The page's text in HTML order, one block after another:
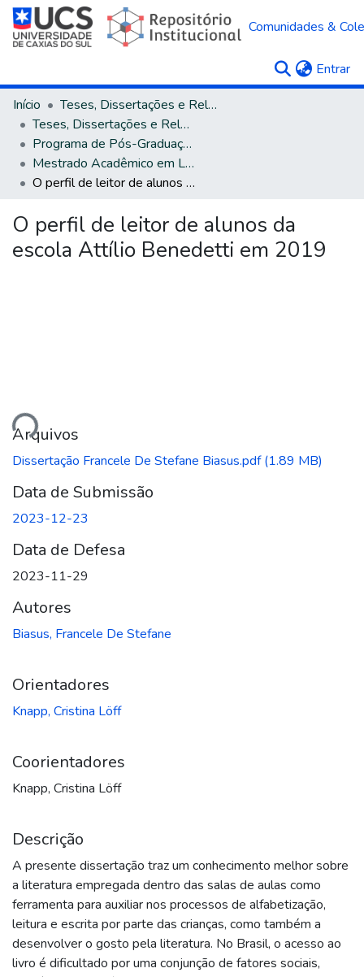
Comunidades &
Entrar
Início
Teses, Dissertações e Relatórios
Teses, Dissertações e Relatórios defendidos na UCS
Programa de Pós-Graduação em Letras
Mestrado Acadêmico em Letras e Cultura
O perfil de leitor de alunos da escola Attílio Benedetti em 2019
O perfil de leitor de alunos da
escola Attílio Benedetti em 2019
Arquivos
Dissertação Francele De Stefane Biasus.pdf(1.89 MB)
Data de Submissão
2023-12-23
Data de Defesa
2023-11-29
Autores
Biasus, Francele De Stefane
Orientadores
Knapp, Cristina Löff
Coorientadores
Knapp, Cristina Löff
Descrição
A presente dissertação traz um conhecimento melhor sobre
a literatura empregada dentro das salas de aulas como
ferramenta para auxiliar nos processos de alfabetização,
leitura e escrita por parte das crianças, como também a
desenvolver o gosto pela literatura. No Brasil, o acesso ao
livro é dificultado por uma conjunção de fatores sociais,